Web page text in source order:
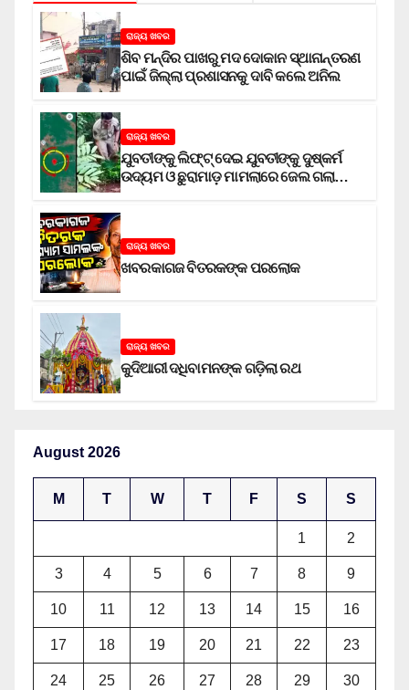
ରାଜ୍ୟ ଖବର
ଶିବ ମନ୍ଦିର ପାଖରୁ ମଦ ଦୋକାନ ସ୍ଥାନାନ୍ତରଣ
ପାଇଁ ଜିଲ୍ଲା ପ୍ରଶାସନକୁ ଦାବି କଲେ ଅନିଲ
ରାଜ୍ୟ ଖବର
ଯୁବତୀଙ୍କୁ ଲିଫ୍‌ଟ୍‌ ଦେଇ ଯୁବତୀଙ୍କୁ ଦୁଷ୍କର୍ମ
ଉଦ୍ୟମ ଓ ଛୁରାମାଡ଼ ମାମଲାରେ ଜେଲ ଗଲା
ରାଜ୍ୟ ଖବର
ଖବରକାଗଜ ବିତରକଙ୍କ ପରଲୋକ
ରାଜ୍ୟ ଖବର
କୁଦିଆରୀ ଦଧିବାମନଙ୍କ ଗଡ଼ିଲା ରଥ
August 2026
M T W T F S S
1 2
3 4 5 6 7 8 9
10 11 12 13 14 15 16
17 18 19 20 21 22 23
24 25 26 27 28 29 30